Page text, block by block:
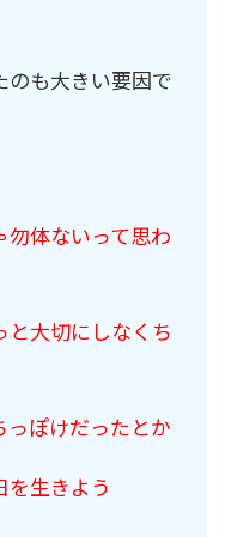
のも大きい要因で
勿体ないって思わ
と大切にしなくち
っぽけだったとか
を生きよう